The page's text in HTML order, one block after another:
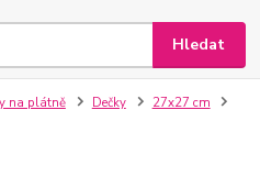
Hledat
na plátně Dečky
27x27 cm